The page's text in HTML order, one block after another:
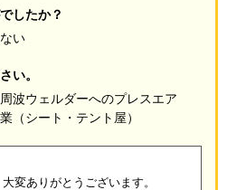
したか？
い
い。
波ウェルダーへのプレスエア
（シート・テント屋）
変ありがとうございます。